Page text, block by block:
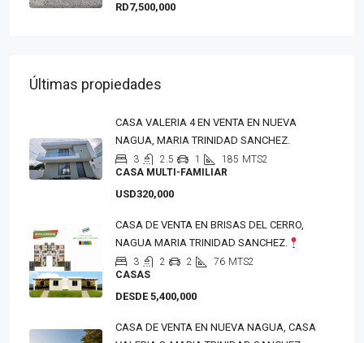
RD7,500,000
Últimas propiedades
CASA VALERIA 4 EN VENTA EN NUEVA
NAGUA, MARIA TRINIDAD SANCHEZ.
3 2.5 1 185 MTS2
CASA MULTI-FAMILIAR
USD320,000
CASA DE VENTA EN BRISAS DEL CERRO,
NAGUA MARIA TRINIDAD SANCHEZ.
3 2 2 76 MTS2
CASAS
DESDE 5,400,000
CASA DE VENTA EN NUEVA NAGUA, CASA